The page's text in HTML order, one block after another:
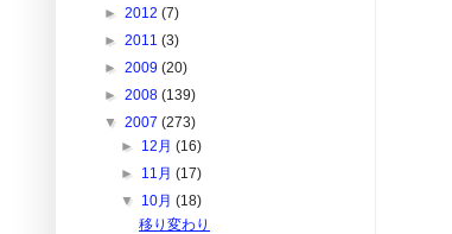
► 2012 (7)
► 2011 (3)
► 2009 (20)
► 2008 (139)
▼ 2007 (273)
► 12月(16)
► 11月(17)
▼ 10月(18)
移り変わり